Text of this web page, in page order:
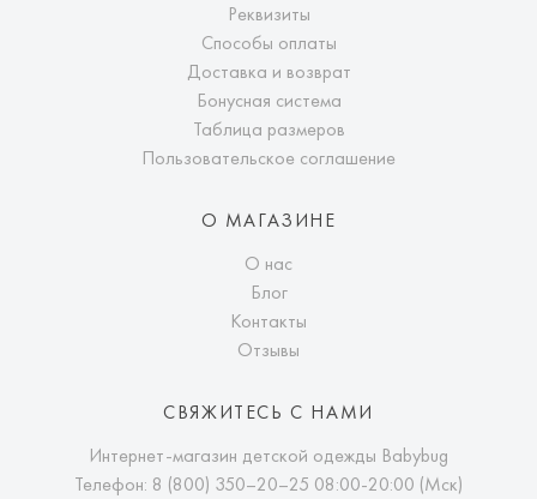
Реквизиты
Способы оплаты
Доставка и возврат
Бонусная система
Таблица размеров
Пользовательское соглашение
О МАГАЗИНЕ
О нас
Блог
Контакты
Отзывы
СВЯЖИТЕСЬ С НАМИ
Интернет-магазин детской одежды Babybug
Телефон: 8 (800) 350–20–25 08:00-20:00 (Мск)